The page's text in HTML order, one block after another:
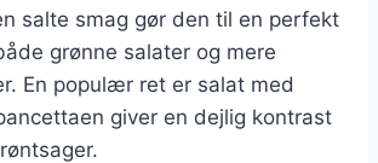
salte smag gør den til en perfekt
grønne salater og mere
En populær ret er salat med
giver en dejlig kontrast